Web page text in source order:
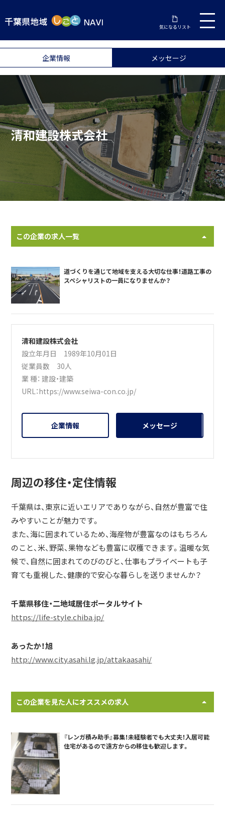
気になるリスト
企業情報 メッセージ
清和建設株式会社
この企業の求人一覧
道づくりを通じて地域を支える大切な仕事！道路工事の
スペシャリストの一員になりませんか？
清和建設株式会社
設立年月日 1989年10月01日
従業員数 30人
業 種：建設・建築
URL：https://www.seiwa-con.co.jp/
企業情報 メッセージ
周辺の移住・定住情報
千葉県は、東京に近いエリアでありながら、自然が豊富で住
みやすいことが魅力です。
また、海に囲まれているため、海産物が豊富なのはもちろん
のこと、米、野菜、果物なども豊富に収穫できます。温暖な気
候で、自然に囲まれてのびのびと、仕事もプライベートも子
育ても重視した、健康的で安心な暮らしを送りませんか？
千葉県移住・二地域居住ポータルサイト
https://life-style.chiba.jp/
あったか！旭
http://www.city.asahi.lg.jp/attakaasahi/
この企業を見た人にオススメの求人
『レンガ積み助手』募集！未経験者でも大丈夫！入居可能
住宅があるので遠方からの移住も歓迎します。